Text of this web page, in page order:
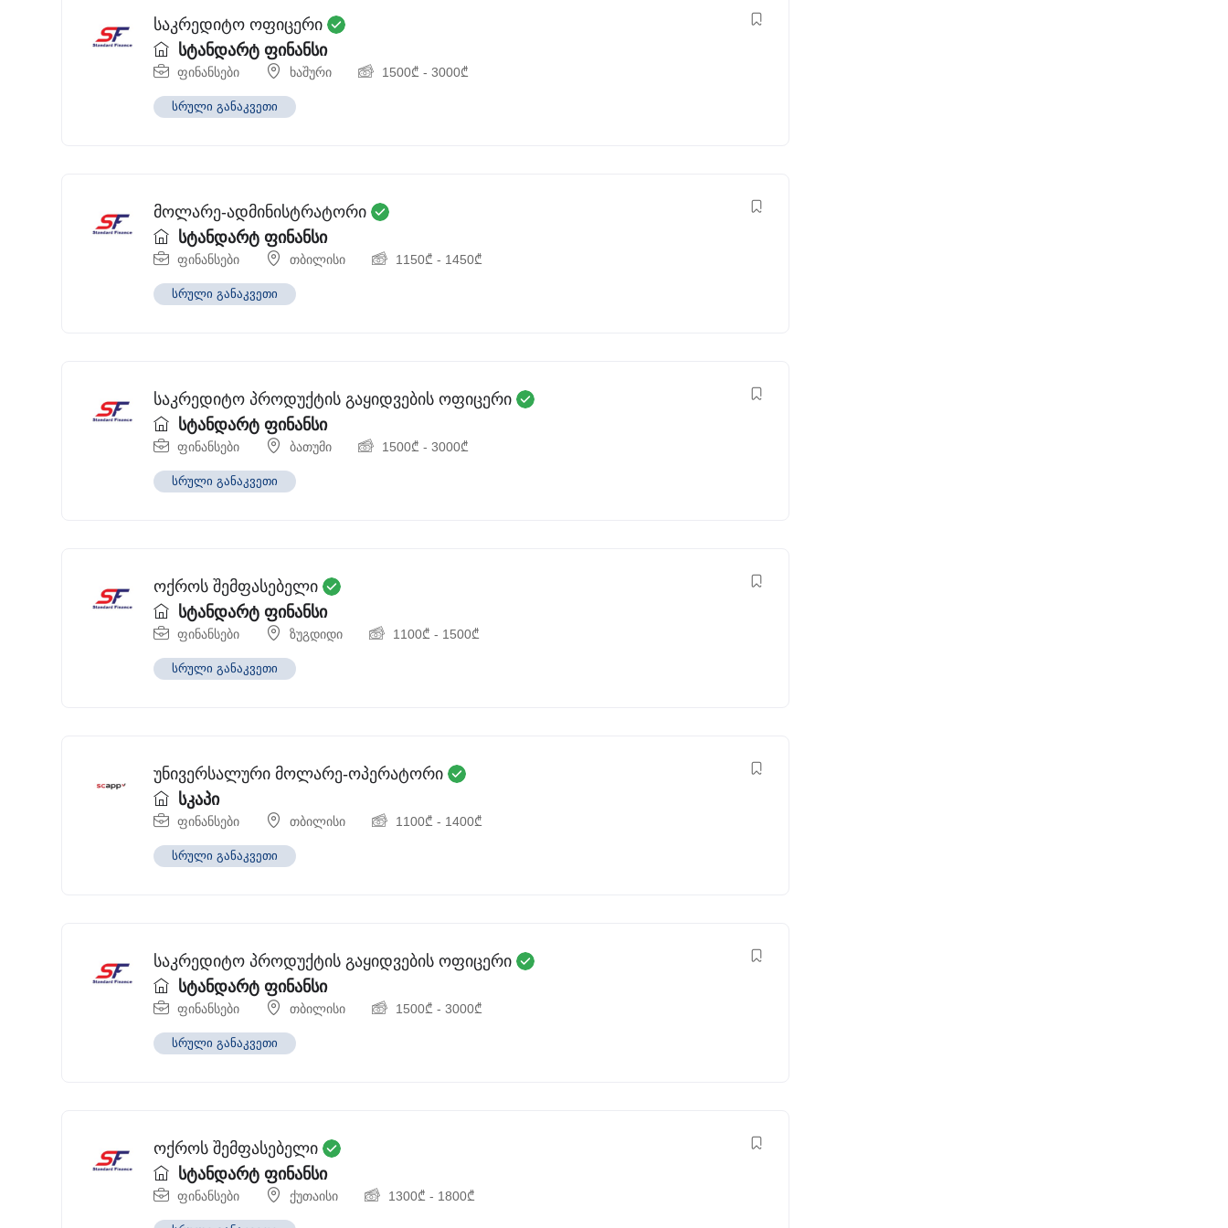
საკრედიტო ოფიცერი
სტანდარტ ფინანსი
ფინანსები ხაშური 1500₾ - 3000₾
სრული განაკვეთი
მოლარე-ადმინისტრატორი
სტანდარტ ფინანსი
ფინანსები თბილისი 1150₾ - 1450₾
სრული განაკვეთი
საკრედიტო პროდუქტის გაყიდვების ოფიცერი
სტანდარტ ფინანსი
ფინანსები ბათუმი 1500₾ - 3000₾
სრული განაკვეთი
ოქროს შემფასებელი
სტანდარტ ფინანსი
ფინანსები ზუგდიდი 1100₾ - 1500₾
სრული განაკვეთი
უნივერსალური მოლარე-ოპერატორი
სკაპი
ფინანსები თბილისი 1100₾ - 1400₾
სრული განაკვეთი
საკრედიტო პროდუქტის გაყიდვების ოფიცერი
სტანდარტ ფინანსი
ფინანსები თბილისი 1500₾ - 3000₾
სრული განაკვეთი
ოქროს შემფასებელი
სტანდარტ ფინანსი
ფინანსები ქუთაისი 1300₾ - 1800₾